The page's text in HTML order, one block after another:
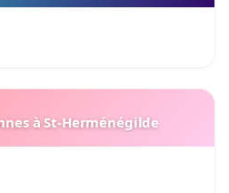
à St-Herménégilde